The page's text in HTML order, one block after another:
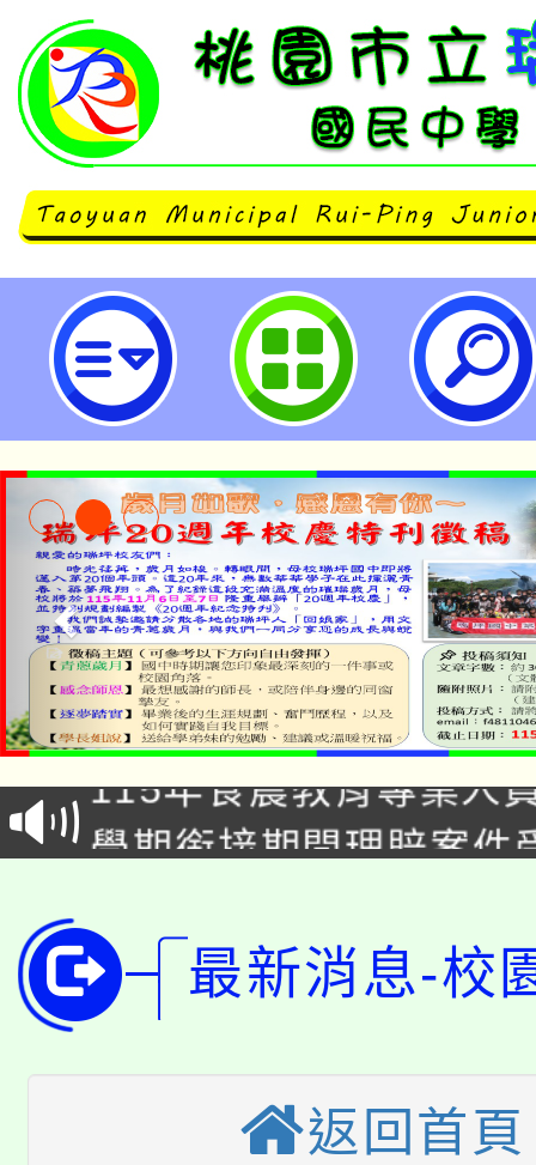
國立彰化師範大學推廣教育「精
程」數位課程招生簡章-桃園市立
淨零綠生活教案入校路
會
115年食農教育專業人
程
學期銜接期間理賠案件
版
公告本校115學年度第
代理(課)教師甄選結果(
「2026金融保險知識
車」活動
桃園市115學年度學生
生本土語及新住民語歌
公告本校115學年度第
最新消息-校
返回首頁